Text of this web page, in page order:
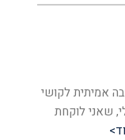
אמיתית לקושי
שאני לוקחת